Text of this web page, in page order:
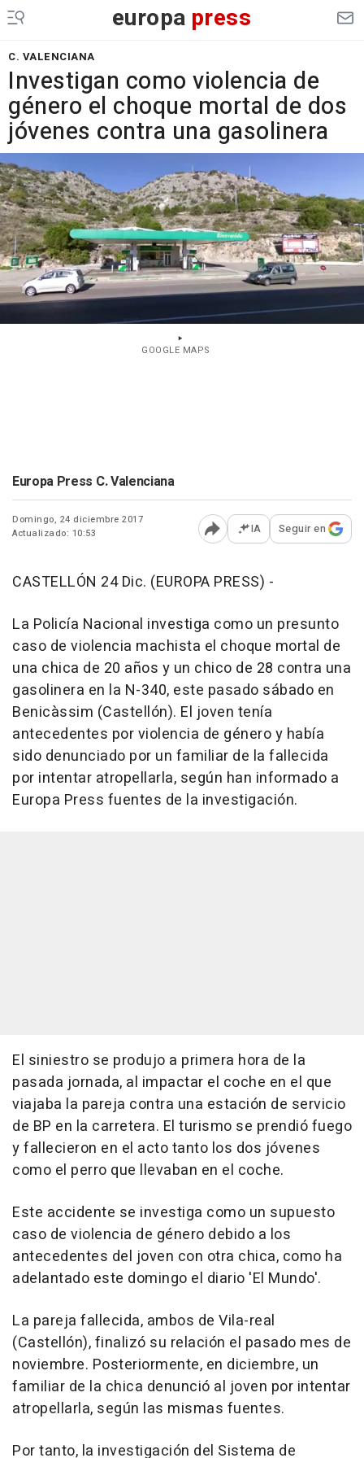
europa press
C. VALENCIANA
Investigan como violencia de
género el choque mortal de dos
jóvenes contra una gasolinera
GOOGLE MAPS
Europa Press C. Valenciana
Domingo, 24 diciembre 2017
Actualizado: 10:53
Abrir opciones para
IA Seguir en
CASTELLÓN 24 Dic. (EUROPA PRESS) -
La Policía Nacional investiga como un presunto
caso de violencia machista el choque mortal de
una chica de 20 años y un chico de 28 contra una
gasolinera en la N-340, este pasado sábado en
Benicàssim (Castellón). El joven tenía
antecedentes por violencia de género y había
sido denunciado por un familiar de la fallecida
por intentar atropellarla, según han informado a
Europa Press fuentes de la investigación.
El siniestro se produjo a primera hora de la
pasada jornada, al impactar el coche en el que
viajaba la pareja contra una estación de servicio
de BP en la carretera. El turismo se prendió fuego
y fallecieron en el acto tanto los dos jóvenes
como el perro que llevaban en el coche.
Este accidente se investiga como un supuesto
caso de violencia de género debido a los
antecedentes del joven con otra chica, como ha
adelantado este domingo el diario 'El Mundo'.
La pareja fallecida, ambos de Vila-real
(Castellón), finalizó su relación el pasado mes de
noviembre. Posteriormente, en diciembre, un
familiar de la chica denunció al joven por intentar
atropellarla, según las mismas fuentes.
Por tanto, la investigación del Sistema de